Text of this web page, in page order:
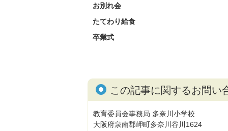
お別れ会
たてわり給食
卒業式
この記事に関するお問い
教育委員会事務局 多奈川小学校
大阪府泉南郡岬町多奈川谷川1624